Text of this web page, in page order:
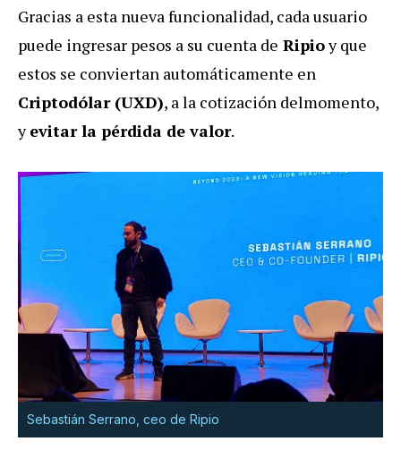
Gracias a esta nueva funcionalidad, cada usuario
puede ingresar pesos a su cuenta de Ripioy que
estos se conviertan automáticamente en
Criptodólar (UXD), a la cotización delmomento,
yevitar la pérdida de valor.
Sebastián Serrano, ceo de Ripio